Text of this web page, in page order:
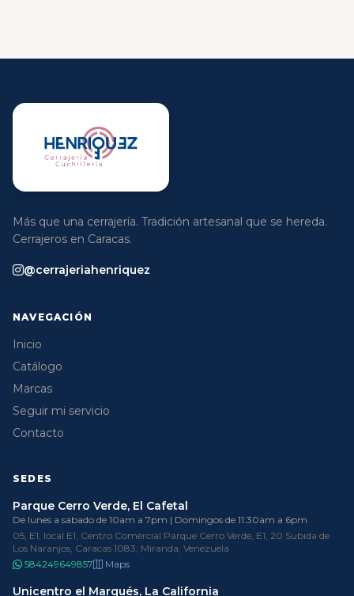
Más que una cerrajería. Tradición artesanal que se hereda.
Cerrajeros en Caracas.
@cerrajeriahenriquez
NAVEGACIÓN
Inicio
Catálogo
Marcas
Seguir mi servicio
Contacto
SEDES
Parque Cerro Verde, El Cafetal
De lunes a sabado de 10am a 7pm | Domingos de 11:30am a 6pm
05, E1, local E1, Centro Comercial Parque Cerro Verde, E1, 20 Subida de
Los Naranjos, Caracas 1083, Miranda, Venezuela
584249649857
Maps
Unicentro el Marqués, La California